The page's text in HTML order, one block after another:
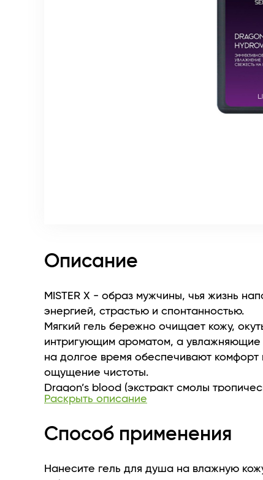
Описание
MISTER X - образ мужчины, чья жизнь
энергией, страстью и спонтанностью.
Мягкий гель бережно очищает кожу,
интригующим ароматом, а увлажняющие
на долгое время обеспечивают комфорт
ощущение чистоты.
Dragon’s blood (экстракт смолы
КРОТОН ЛЕХЛЕРА)
коллагена и эластина;
действие;
Раскрыть описание
Способ применения
Нанесите гель для душа на влажную